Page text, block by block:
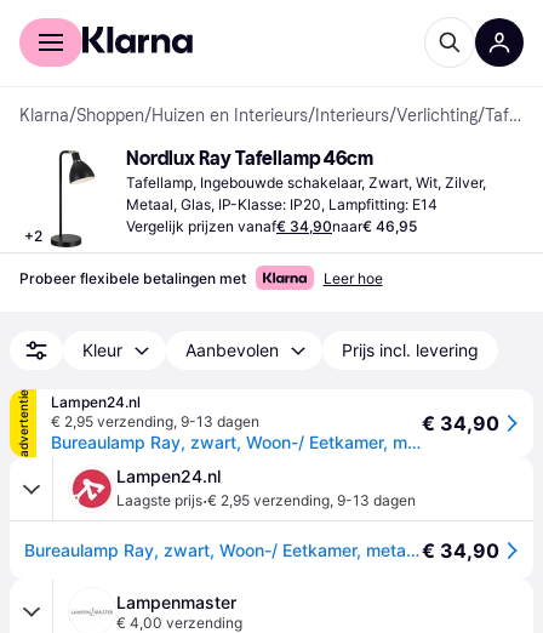
Voor shoppers
Klarna/Shoppen/Huizen en Interieurs/ Interieurs/Verlichting/ Tafellampen
+2
Nordlux Ray Tafellamp 46cm
Tafellamp, Ingebouwde schakelaar, Zwart, Wit, Zilver,
Metaal, Glas, IP-Klasse: IP20, Lampfitting: E14
Vergelijk prijzen vanaf€ 34,90naar€ 46,95
Probeer flexibele betalingen met Leer hoe
Kleur Aanbevolen Prijs incl. levering
advertentie
Lampen24.nl
€ 2,95 verzending, 9-13 dagen
Bureaulamp Ray, zwart, Woon-/ Eetkamer, metaal, Modern, bureaulamp
€ 34,90
Lampen24.nl
Laagste prijs·€ 2,95 verzending, 9-13 dagen
Bureaulamp Ray, zwart, Woon-/ Eetkamer, metaal, Modern, bureaulamp€ 34,90
Lampenmaster
€ 4,00 verzending